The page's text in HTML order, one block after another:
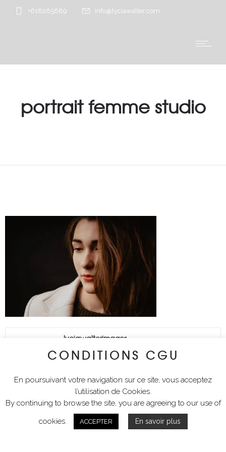
+618265689 info@lyciawalter.com
portrait femme studio
lyciawalterimages
CONDITIONS CGU
En poursuivant votre navigation sur ce site, vous acceptez
l’utilisation de Cookies.
By continuing to browse the site, you are agreeing to our use of
cookies.
ACCEPTER En savoir plus